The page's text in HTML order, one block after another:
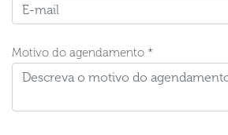
Motivo do agendamento *